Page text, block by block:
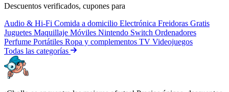
Descuentos verificados, cupones para
Audio & Hi-Fi Comida a domicilio Electrónica Freidoras Gratis
Juguetes Maquillaje Móviles Nintendo Switch Ordenadores
Perfume Portátiles Ropa y complementos TV Videojuegos
Todas las categorías